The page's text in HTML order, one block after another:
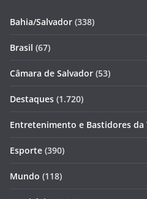
Bahia/Salvador (338)
Brasil (67)
Câmara de Salvador (53)
Destaques (1.720)
Entretenimento e Bastidores da
Esporte (390)
Mundo (118)